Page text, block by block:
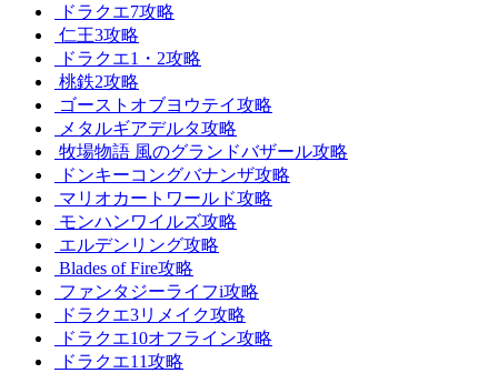
ドラクエ7攻略
仁王3攻略
ドラクエ1・2攻略
桃鉄2攻略
ゴーストオブヨウテイ攻略
メタルギアデルタ攻略
牧場物語 風のグランドバザール攻略
ドンキーコングバナンザ攻略
マリオカートワールド攻略
モンハンワイルズ攻略
エルデンリング攻略
Blades of Fire攻略
ファンタジーライフi攻略
ドラクエ3リメイク攻略
ドラクエ10オフライン攻略
ドラクエ11攻略